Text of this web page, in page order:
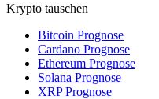
Krypto tauschen
Bitcoin Prognose
Cardano Prognose
Ethereum Prognose
Solana Prognose
XRP Prognose